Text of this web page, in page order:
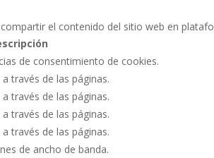
el contenido del sitio web en
de consentimiento de cookies.
través de las páginas.
través de las páginas.
través de las páginas.
través de las páginas.
de ancho de banda.